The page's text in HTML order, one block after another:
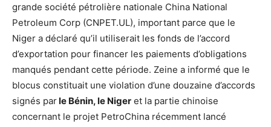
grande société pétrolière nationale China National
Petroleum Corp (CNPET.UL), important parce que le
Niger a déclaré qu’il utiliserait les fonds de l’accord
d’exportation pour financer les paiements d’obligations
manqués pendant cette période. Zeine a informé que le
blocus constituait une violation d’une douzaine d’accords
signés parle Bénin, le Niger et la partie chinoise
concernant le projet PetroChina récemment lancé